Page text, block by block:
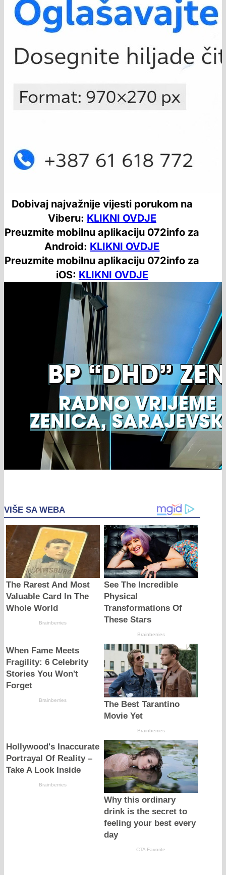
Dobivaj najvažnije vijesti porukom na
Viberu: KLIKNI OVDJE
Preuzmite mobilnu aplikaciju 072info za
Android: KLIKNI OVDJE
Preuzmite mobilnu aplikaciju 072info za
iOS: KLIKNI OVDJE